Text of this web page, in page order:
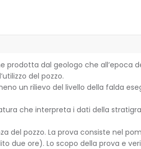
prodotta dal geologo che all’epoca
del pozzo.
un rilievo del livello della falda
che interpreta i dati della
del pozzo. La prova consiste nel
due ore). Lo scopo della prova e